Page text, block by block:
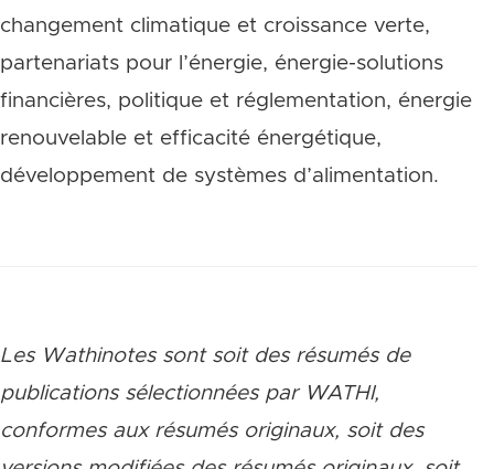
changement climatique et croissance verte,
partenariats pour l’énergie, énergie-solutions
financières, politique et réglementation, énergie
renouvelable et efficacité énergétique,
développement de systèmes d’alimentation.
Les Wathinotes sont soit des résumés de
publications sélectionnées par WATHI,
conformes aux résumés originaux, soit des